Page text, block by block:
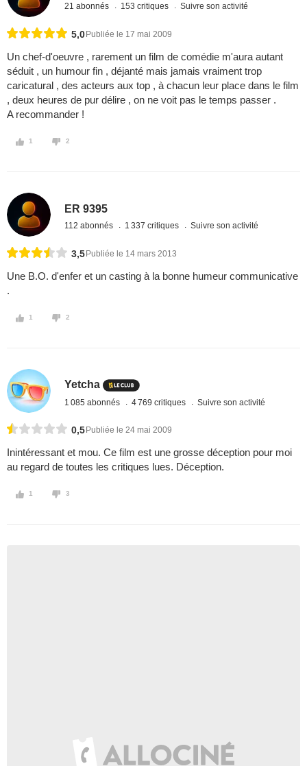
21 abonnés 153 critiques Suivre son activité
5,0 Publiée le 17 mai 2009
Un chef-d'oeuvre , rarement un film de comédie m'aura autant
séduit , un humour fin , déjanté mais jamais vraiment trop
caricatural , des acteurs aux top , à chacun leur place dans le film
, deux heures de pur délire , on ne voit pas le temps passer .
A recommander !
1 2
ER 9395
112 abonnés 1 337 critiques Suivre son activité
3,5 Publiée le 14 mars 2013
Une B.O. d'enfer et un casting à la bonne humeur communicative
.
1 2
Yetcha
1 085 abonnés 4 769 critiques Suivre son activité
0,5 Publiée le 24 mai 2009
Inintéressant et mou. Ce film est une grosse déception pour moi
au regard de toutes les critiques lues. Déception.
1 3